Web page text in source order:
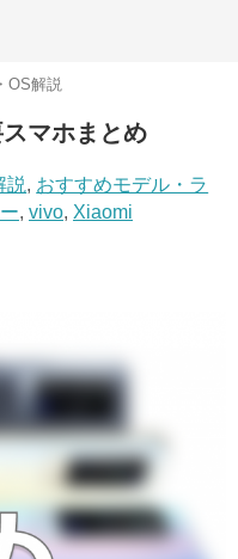
OS解説
マホまとめ
説, おすすめモデル・ラ
, vivo, Xiaomi